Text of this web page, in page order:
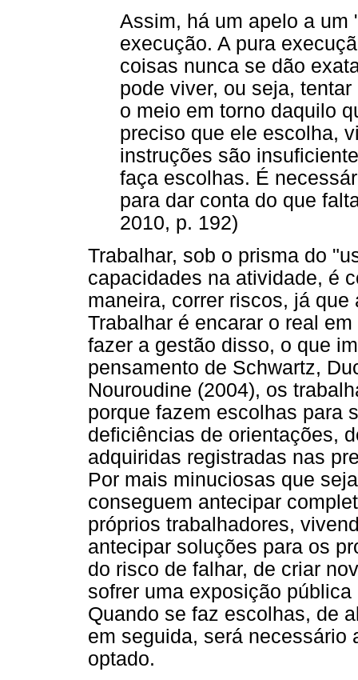
Assim, há um apelo a um
execução. A pura
coisas nunca se dão
pode viver, ou seja,
o meio em torno daquilo
preciso que ele escolha,
instruções são
faça escolhas. É
para dar conta do que
2010, p. 192)
Trabalhar, sob o prisma do
capacidades na atividade, é
maneira, correr riscos, já
Trabalhar é encarar o real
fazer a gestão disso, o que
pensamento de Schwartz,
Nouroudine (2004), os
porque fazem escolhas para
deficiências de orientações,
adquiridas registradas nas
Por mais minuciosas que
conseguem antecipar
próprios trabalhadores,
antecipar soluções para os
do risco de falhar, de criar
sofrer uma exposição
Quando se faz escolhas, de
em seguida, será necessário
optado.